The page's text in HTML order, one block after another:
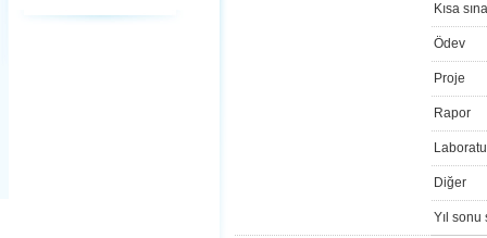
Kısa
Ödev
Proje
Rapor
Diğer
Yıl sonu